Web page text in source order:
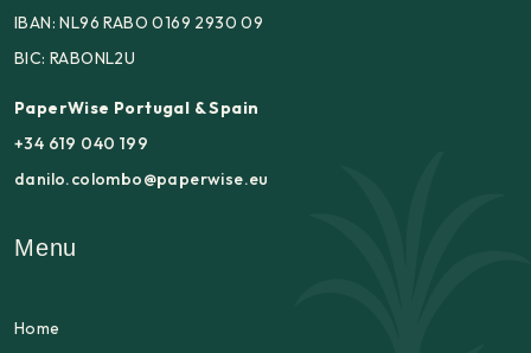
IBAN: NL96 RABO 0169 2930 09
BIC: RABONL2U
PaperWise Portugal & Spain
+34 619 040 199
danilo.colombo@paperwise.eu
Menu
Home